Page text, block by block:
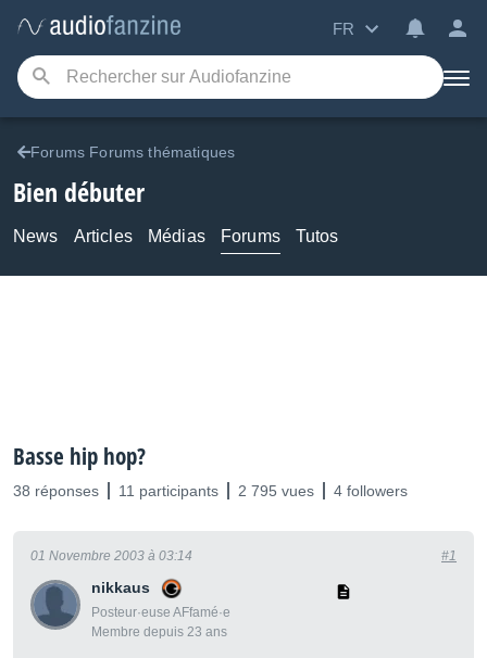
FR
Forums Forums thématiques
Bien débuter
News Articles Médias Forums Tutos
Basse hip hop?
38 réponses 11 participants 2 795 vues 4 followers
nikkaus
Posteur·euse AFfamé·e
Membre depuis 23 ans
01 Novembre 2003 à 03:14 #1